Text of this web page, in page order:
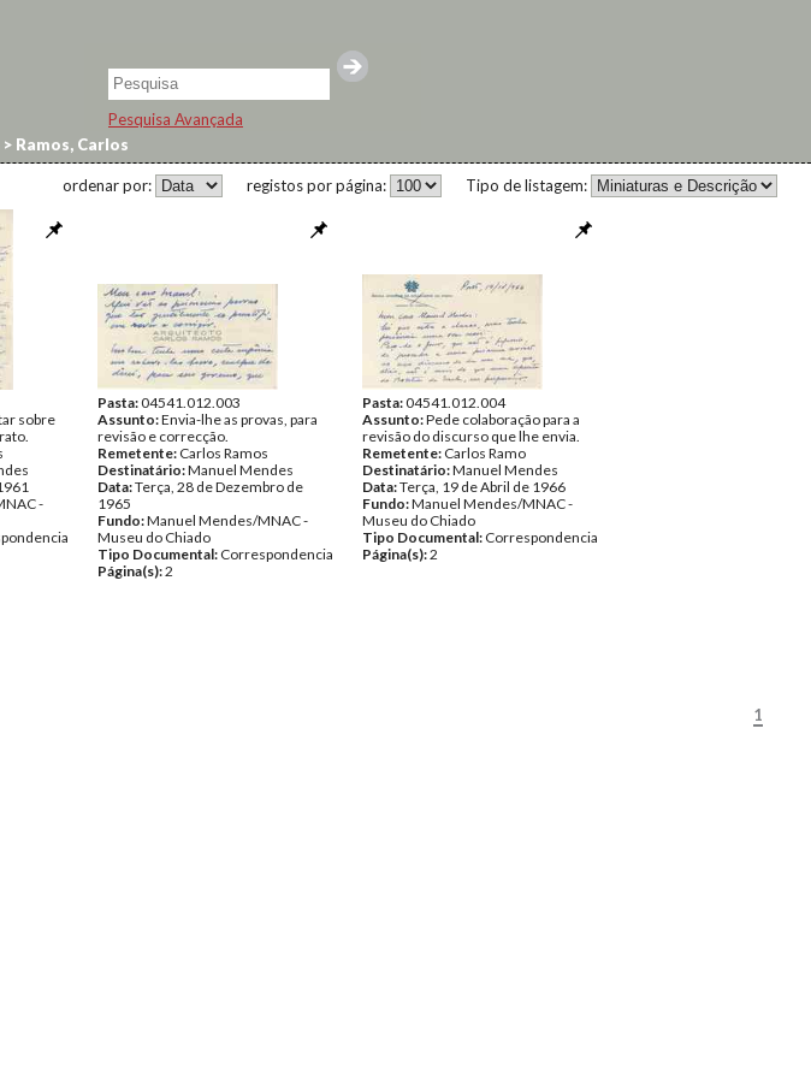
Pesquisa Avançada
> Ramos, Carlos
Tipo de listagem:
registos por página:
ordenar por:
sobre
-
Pasta:04541.012.003
Assunto:Envia-lhe as provas, para
revisão e correcção.
Remetente: Carlos Ramos
Destinatário:Manuel Mendes
Data:Terça, 28 de Dezembro de
1965
Fundo:Manuel Mendes/MNAC -
Museu do Chiado
Tipo Documental: Correspondencia
Página(s):2
Pasta:04541.012.004
Assunto:Pede colaboração para a
revisão do discurso que lhe envia.
Remetente: Carlos Ramo
Destinatário:Manuel Mendes
Data:Terça, 19 de Abril de 1966
Fundo:Manuel Mendes/MNAC -
Museu do Chiado
Tipo Documental: Correspondencia
Página(s):2
1